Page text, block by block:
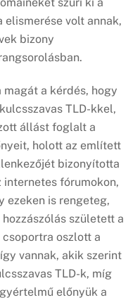
szűri ki a
volt annak,
bizony
a kérdés, hogy
TLD-kkel,
állást foglalt a
holott az említett
bizonyította
internetes fórumokon,
ezeken is rengeteg,
született a
oszlott a
vannak, akik szerint
TLD-k, míg
előnyük a